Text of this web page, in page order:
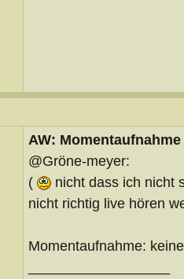
AW: Momentaufnahme
@Gröne-meyer:
(
nicht dass ich nicht
nicht richtig live hören
Momentaufnahme: